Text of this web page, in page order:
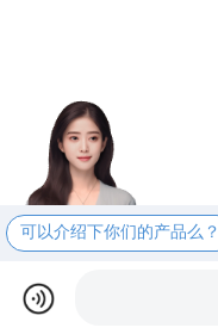
可以介绍下你们的产品么？